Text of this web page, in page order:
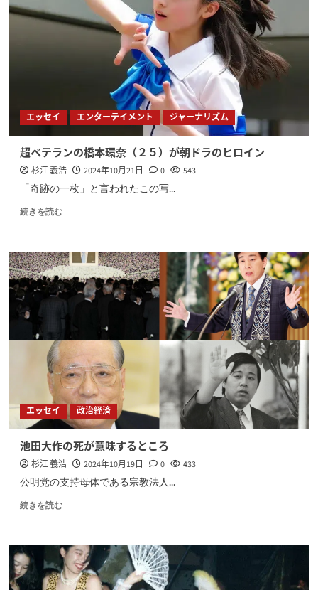
エッセイ エンターテイメント ジャーナリズム
超ベテランの橋本環奈（２５）が朝ドラのヒロイン
杉江 義浩 2024年10月21日 0 543
「奇跡の一枚」と言われたこの写...
続きを読む
エッセイ 政治経済
池田大作の死が意味するところ
杉江 義浩 2024年10月19日 0 433
公明党の支持母体である宗教法人...
続きを読む